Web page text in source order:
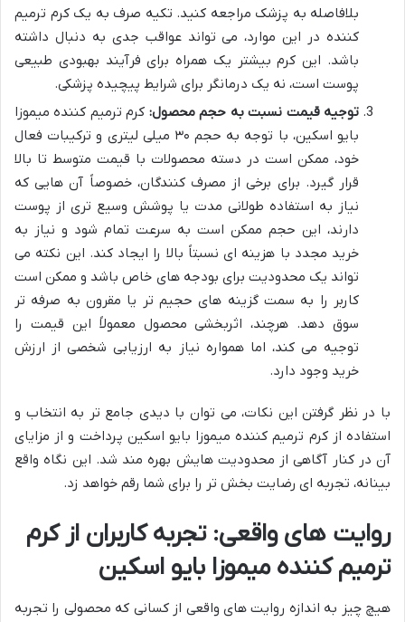
بلافاصله به پزشک مراجعه کنید. تکیه صرف به یک کرم ترمیم
کننده در این موارد، می تواند عواقب جدی به دنبال داشته
باشد. این کرم بیشتر یک همراه برای فرآیند بهبودی طبیعی
پوست است، نه یک درمانگر برای شرایط پیچیده پزشکی.
توجیه قیمت نسبت به حجم محصول: کرم ترمیم کننده میموزا
بایو اسکین، با توجه به حجم ۳۰ میلی لیتری و ترکیبات فعال
خود، ممکن است در دسته محصولات با قیمت متوسط تا بالا
قرار گیرد. برای برخی از مصرف کنندگان، خصوصاً آن هایی که
نیاز به استفاده طولانی مدت یا پوشش وسیع تری از پوست
دارند، این حجم ممکن است به سرعت تمام شود و نیاز به
خرید مجدد با هزینه ای نسبتاً بالا را ایجاد کند. این نکته می
تواند یک محدودیت برای بودجه های خاص باشد و ممکن است
کاربر را به سمت گزینه های حجیم تر یا مقرون به صرفه تر
سوق دهد. هرچند، اثربخشی محصول معمولاً این قیمت را
توجیه می کند، اما همواره نیاز به ارزیابی شخصی از ارزش
خرید وجود دارد.
با در نظر گرفتن این نکات، می توان با دیدی جامع تر به انتخاب و
استفاده از کرم ترمیم کننده میموزا بایو اسکین پرداخت و از مزایای
آن در کنار آگاهی از محدودیت هایش بهره مند شد. این نگاه واقع
بینانه، تجربه ای رضایت بخش تر را برای شما رقم خواهد زد.
روایت های واقعی: تجربه کاربران از کرم
ترمیم کننده میموزا بایو اسکین
هیچ چیز به اندازه روایت های واقعی از کسانی که محصولی را تجربه